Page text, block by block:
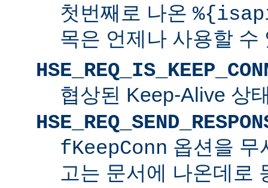
첫번째로 나온
목은 언제나 사용할 수
협상된 Keep-Alive 상
fKeepConn 옵션을 무
고는 문서에 나온데로